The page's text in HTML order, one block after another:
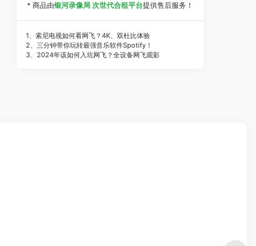
* 商品由银河录像局 次世代合租平台提供售后服务！
1、索尼电视如何看网飞？4K、双杜比体验
2、三分钟带你玩转最强音乐软件Spotify！
3、2024年该如何入坑网飞？全设备网飞观影